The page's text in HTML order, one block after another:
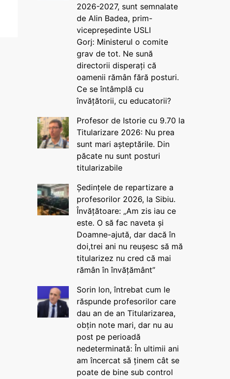
2026-2027, sunt semnalate
de Alin Badea, prim-
vicepreședinte USLI
Gorj: Ministerul o comite
grav de tot. Ne sună
directorii disperați că
oamenii rămân fără posturi.
Ce se întâmplă cu
învățătorii, cu educatorii?
Profesor de Istorie cu 9.70 la
Titularizare 2026: Nu prea
sunt mari așteptările. Din
păcate nu sunt posturi
titularizabile
Ședințele de repartizare a
profesorilor 2026, la Sibiu.
Învățătoare: „Am zis iau ce
este. O să fac naveta și
Doamne-ajută, dar dacă în
doi,trei ani nu reușesc să mă
titularizez nu cred că mai
rămân în învățământ”
Sorin Ion, întrebat cum le
răspunde profesorilor care
dau an de an Titularizarea,
obțin note mari, dar nu au
post pe perioadă
nedeterminată: În ultimii ani
am încercat să ținem cât se
poate de bine sub control